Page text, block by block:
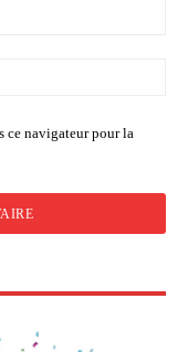
ce navigateur pour la